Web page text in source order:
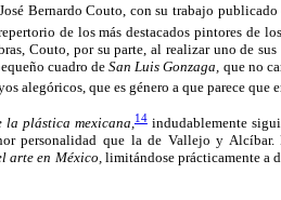
Bernardo Couto, con su trabajo
de los más destacados pintores de
Couto, por su parte, al realizar uno de
cuadro deSan Luis Gonzaga, que no
alegóricos, que es género a que parece que
la plástica mexicana,14indudablemente
personalidad que la de Vallejo y Alcíbar.
arte en México, limitándose prácticamente a